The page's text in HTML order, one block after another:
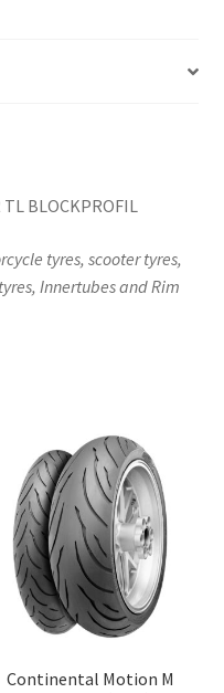
BLOCKPROFIL
tyres, scooter tyres,
Innertubes and Rim
Continental Motion M